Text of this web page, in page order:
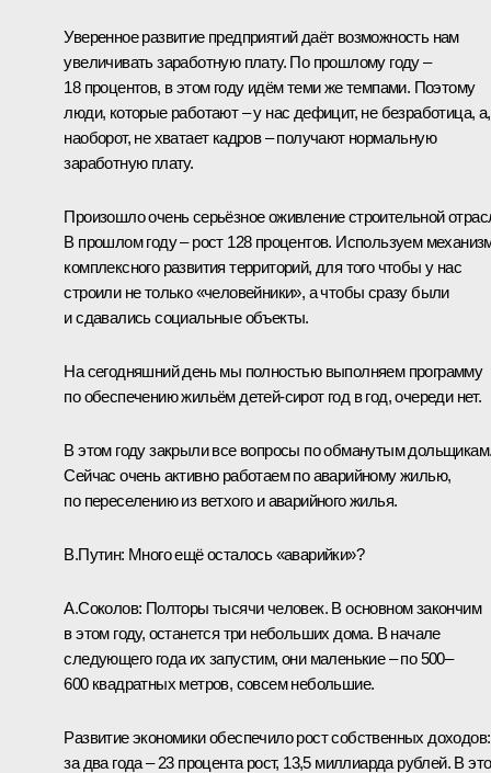
Уверенное развитие предприятий даёт возможность нам
увеличивать заработную плату. По прошлому году –
18 процентов, в этом году идём теми же темпами. Поэтому
люди, которые работают – у нас дефицит, не безработица, а,
наоборот, не хватает кадров – получают нормальную
заработную плату.
Произошло очень серьёзное оживление строительной
В прошлом году – рост 128 процентов. Используем
комплексного развития территорий, для того чтобы у нас
строили не только «человейники», а чтобы сразу были
и сдавались социальные объекты.
На сегодняшний день мы полностью выполняем программу
по обеспечению жильём детей-сирот год в год, очереди нет.
В этом году закрыли все вопросы по обманутым
Сейчас очень активно работаем по аварийному жилью,
по переселению из ветхого и аварийного жилья.
В.Путин: Много ещё осталось «аварийки»?
А.Соколов: Полторы тысячи человек. В основном закончим
в этом году, останется три небольших дома. В начале
следующего года их запустим, они маленькие – по 500–
600 квадратных метров, совсем небольшие.
Развитие экономики обеспечило рост собственных доходов:
за два года – 23 процента рост, 13,5 миллиарда рублей. В